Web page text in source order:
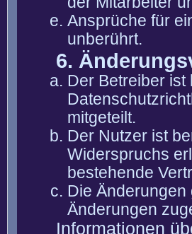
Ansprüche für
unberührt.
6.
Der Betreiber
mitgeteilt.
Der Nutzer ist
Widerspruchs
bestehende
Die
Änderungen
Informationen